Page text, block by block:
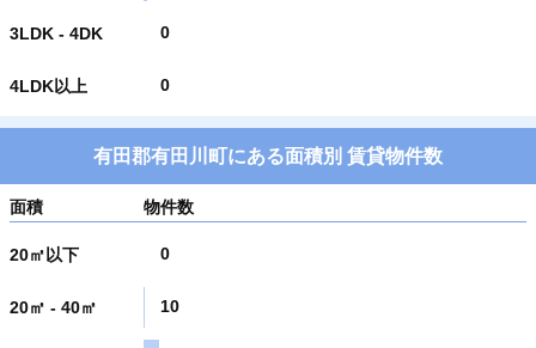
3LDK - 4DK 0
4LDK以上 0
有田郡有田川町にある面積別 賃貸物件数
面積 物件数
20㎡以下 0
20㎡ - 40㎡ 10